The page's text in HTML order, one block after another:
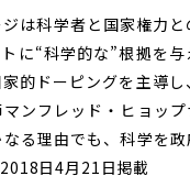
は科学者と国家権力
に“科学的な”根拠を
的ドーピングを主導
ンフレッド・ヒョッ
る理由でも、科学を
日4月21日掲載